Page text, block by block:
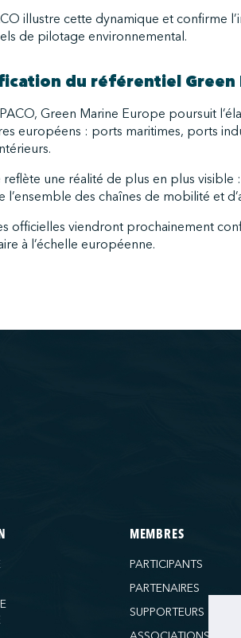
illustre cette dynamique et confirme
de pilotage environnemental.
du référentiel Green
Green Marine Europe poursuit
européens : ports maritimes, ports
une réalité de plus en plus
l’ensemble des chaînes de mobilité et
officielles viendront prochainement
à l’échelle européenne.
MEMBRES
PARTICIPANTS
PARTENAIRES
SUPPORTEURS